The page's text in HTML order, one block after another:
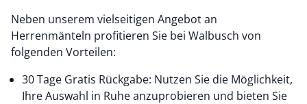
Neben unserem vielseitigen Angebot an
Herrenmänteln profitieren Sie bei Walbusch von
folgenden Vorteilen:
30 Tage Gratis Rückgabe: Nutzen Sie die Möglichkeit,
Ihre Auswahl in Ruhe anzuprobieren und bieten Sie